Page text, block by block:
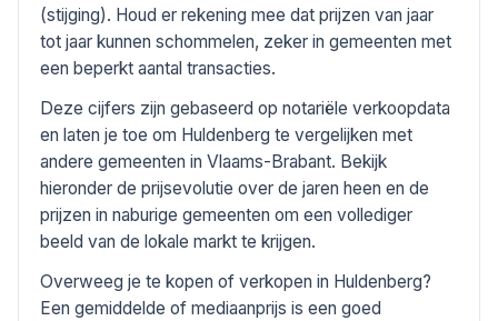
(stijging). Houd er rekening mee dat prijzen van jaar
tot jaar kunnen schommelen, zeker in gemeenten met
een beperkt aantal transacties.
Deze cijfers zijn gebaseerd op notariële verkoopdata
en laten je toe om Huldenberg te vergelijken met
andere gemeenten in Vlaams-Brabant. Bekijk
hieronder de prijsevolutie over de jaren heen en de
prijzen in naburige gemeenten om een vollediger
beeld van de lokale markt te krijgen.
Overweeg je te kopen of verkopen in Huldenberg?
Een gemiddelde of mediaanprijs is een goed